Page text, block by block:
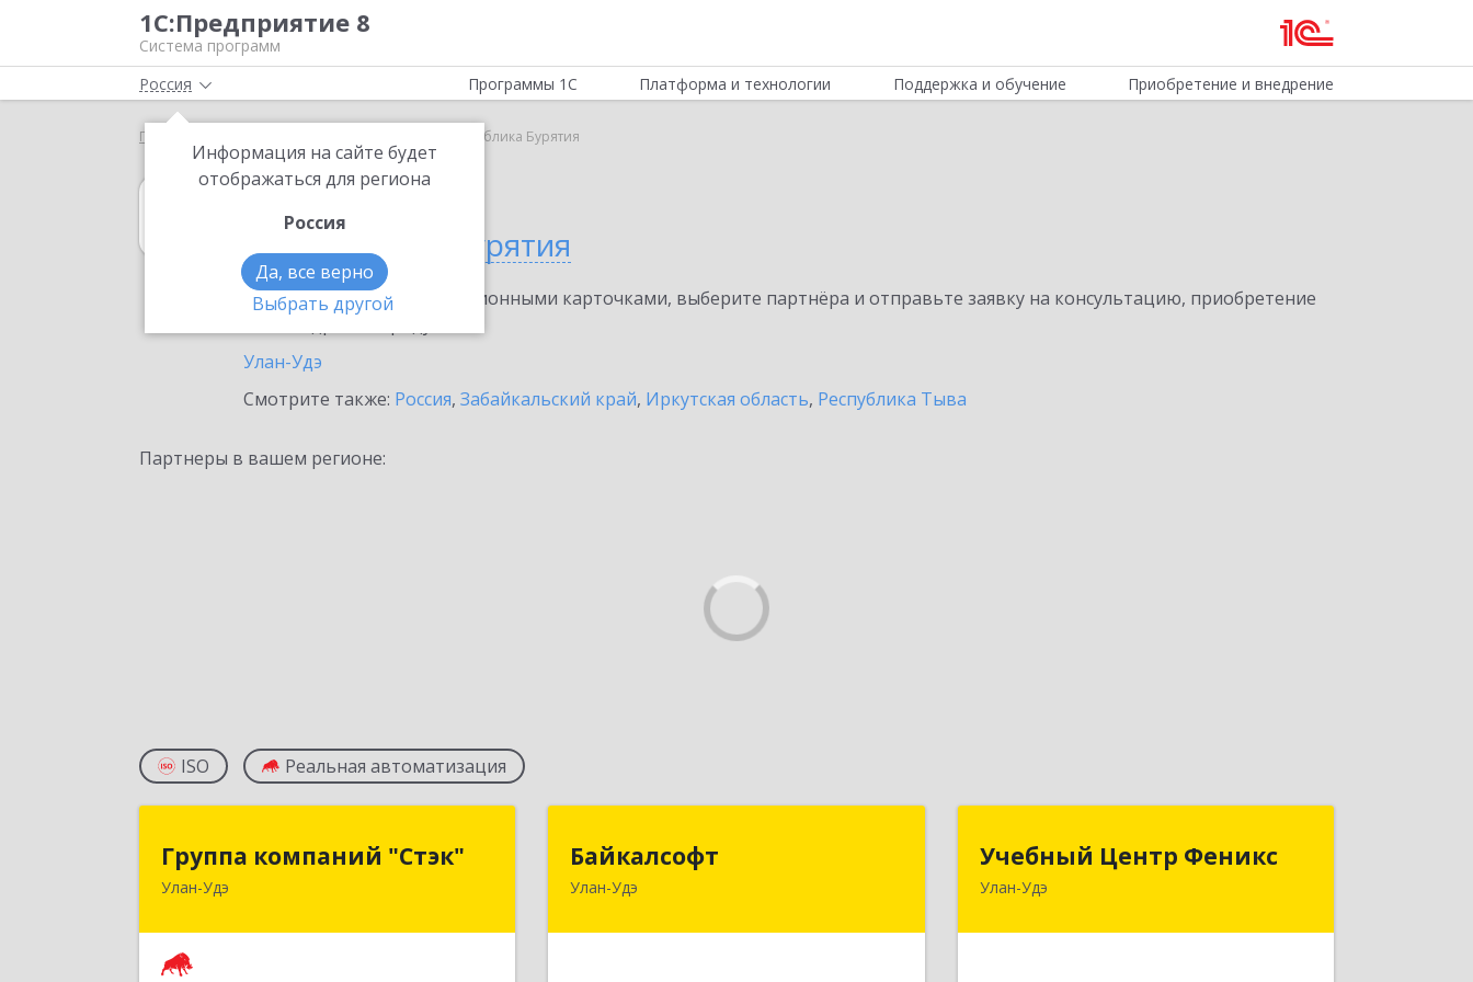
1С:Предприятие 8
Система программ
Россия
Информация на сайте будет
отображаться для региона
Россия
Да, все верно
Выбрать другой
Программы 1С Платформа и технологии Поддержка и обучение Приобретение и внедрение
Главная Республика Бурятия
1С:Розница
в Республике Бурятия
Ознакомьтесь с информационными карточками, выберите партнёра и отправьте заявку на консультацию, приобретение
Улан-Удэ
Смотрите также: Россия, Забайкальский край, Иркутская область, Республика Тыва
Партнеры в вашем регионе:
ISO Реальная автоматизация
Группа компаний "Стэк"
Улан-Удэ
Группа компаний "Стэк"
670000, Бурятия Респ, Улан-Удэ г,
Байкалсофт
Улан-Удэ670034, Бурятия Респ, Улан-Удэ г,
Учебный Центр Феникс
Улан-Удэ
Учебный Центр Феникс
670034, Бурятия Респ, Улан-Удэ г,